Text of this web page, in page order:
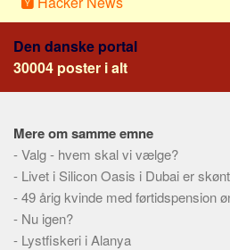
Aspekter
Køb og salg
Økonomi
Jura og regler
Statistik
Praktisk
Alle
Meta
Den danske portal
30004 poster i alt
Mere om samme emne
-Valg - hvem skal vi vælge?
- Livet i Silicon Oasis i Dubai er skønt
-49 årig kvinde med førtidspension
- Nu igen?
- Lystfiskeri i Alanya